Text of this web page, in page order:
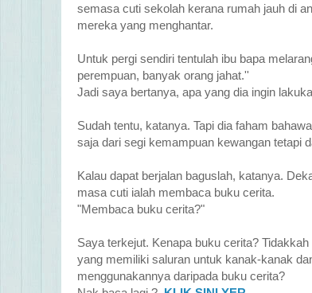
semasa cuti sekolah kerana rumah jauh di
mereka yang menghantar.
Untuk pergi sendiri tentulah ibu bapa
perempuan, banyak orang jahat.''
Jadi saya bertanya, apa yang dia ingin
Sudah tentu, katanya. Tapi dia faham
saja dari segi kemampuan kewangan tetapi
Kalau dapat berjalan baguslah, katanya.
masa cuti ialah membaca buku cerita.
"Membaca buku cerita?"
Saya terkejut. Kenapa buku cerita?
yang memiliki saluran untuk kanak-kanak
menggunakannya daripada buku cerita?